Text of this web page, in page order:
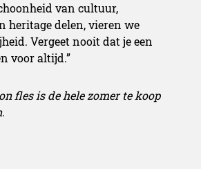
van cultuur,
heritage delen, vieren we
Vergeet nooit dat je een
voor altijd.”
fles is de hele zomer te koop